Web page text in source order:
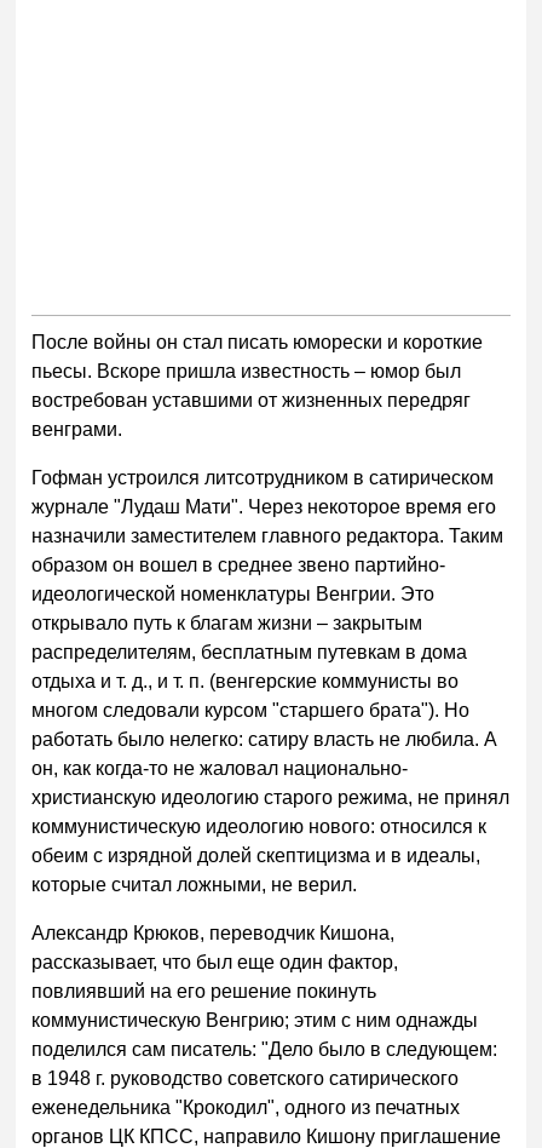
После войны он стал писать юморески и короткие
пьесы. Вскоре пришла известность – юмор был
востребован уставшими от жизненных передряг
венграми.
Гофман устроился литсотрудником в сатирическом
журнале "Лудаш Мати". Через некоторое время его
назначили заместителем главного редактора. Таким
образом он вошел в среднее звено партийно-
идеологической номенклатуры Венгрии. Это
открывало путь к благам жизни – закрытым
распределителям, бесплатным путевкам в дома
отдыха и т. д., и т. п. (венгерские коммунисты во
многом следовали курсом "старшего брата"). Но
работать было нелегко: сатиру власть не любила. А
он, как когда-то не жаловал национально-
христианскую идеологию старого режима, не принял
коммунистическую идеологию нового: относился к
обеим с изрядной долей скептицизма и в идеалы,
которые считал ложными, не верил.
Александр Крюков, переводчик Кишона,
рассказывает, что был еще один фактор,
повлиявший на его решение покинуть
коммунистическую Венгрию; этим с ним однажды
поделился сам писатель: "Дело было в следующем:
в 1948 г. руководство советского сатирического
еженедельника "Крокодил", одного из печатных
органов ЦК КПСС, направило Кишону приглашение